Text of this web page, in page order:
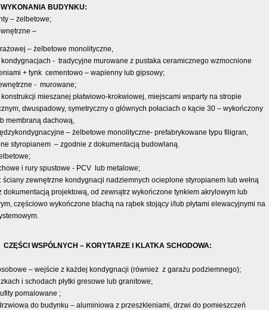
BUDYNKU:
– żelbetowe;
–
– żelbetowe monolityczne,
kondygnacjach - tradycyjne murowane z pustaka ceramicznego wzmocnione
+ tynk cementowo – wapienny lub gipsowy;
- murowane;
mieszanej płatwiowo-krokwiowej, miejscami wsparty na stropie
dwuspadowy, symetryczny o głównych połaciach o kącie 30 – wykończony
membraną dachową,
– żelbetowe monolityczne- prefabrykowane typu filigran,
styropianem – zgodnie z dokumentacją budowlaną.
i rury spustowe - PCV lub metalowe;
ściany zewnętrzne kondygnacji nadziemnych ocieplone styropianem lub wełną
dokumentacją projektową, od zewnątrz wykończone tynkiem akrylowym lub
częściowo wykończone blachą na rąbek stojący i/lub płytami elewacyjnymi na
WSPÓLNYCH – KORYTARZE I KLATKA SCHODOWA:
– wejście z każdej kondygnacji (również z garażu podziemnego);
i schodach płytki gresowe lub granitowe;
pomalowane ;
do budynku – aluminiowa z przeszkleniami, drzwi do pomieszczeń